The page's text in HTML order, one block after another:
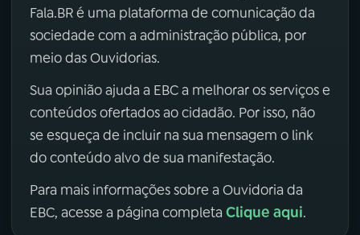
Fala.BR é uma plataforma de comunicação da
sociedade com a administração pública, por
meio das Ouvidorias.
Sua opinião ajuda a EBC a melhorar os serviços e
conteúdos ofertados ao cidadão. Por isso, não
se esqueça de incluir na sua mensagem o link
do conteúdo alvo de sua manifestação.
Para mais informações sobre a Ouvidoria da
EBC, acesse a página completa Clique aqui.